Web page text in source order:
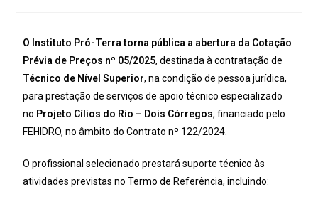
O Instituto Pró-Terra torna pública a abertura da Cotação
Prévia de Preços nº 05/2025, destinada à contratação de
Técnico de Nível Superior, na condição de pessoa jurídica,
para prestação de serviços de apoio técnico especializado
no Projeto Cílios do Rio – Dois Córregos, financiado pelo
FEHIDRO, no âmbito do Contrato nº 122/2024.
O profissional selecionado prestará suporte técnico às
atividades previstas no Termo de Referência, incluindo: